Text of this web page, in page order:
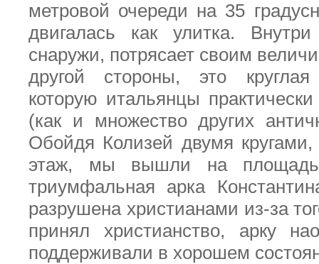
метровой очереди на 35
двигалась как улитка.
снаружи, потрясает своим
другой стороны, это
которую итальянцы
(как и множество других
Обойдя Колизей двумя
этаж, мы вышли на площадь,
триумфальная арка
разрушена христианами из-за
принял христианство, арку
поддерживали в хорошем